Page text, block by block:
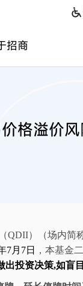
招商
格溢价
QDII） （场内简
7月 7日 ，本基金
出投资决策,如盲